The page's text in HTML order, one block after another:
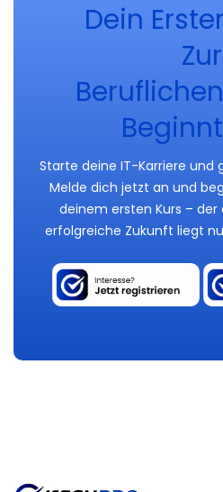
Dein
Zur
Starte deine IT-Karriere und
Melde dich jetzt an und
deinem ersten Kurs –
erfolgreiche Zukunft liegt